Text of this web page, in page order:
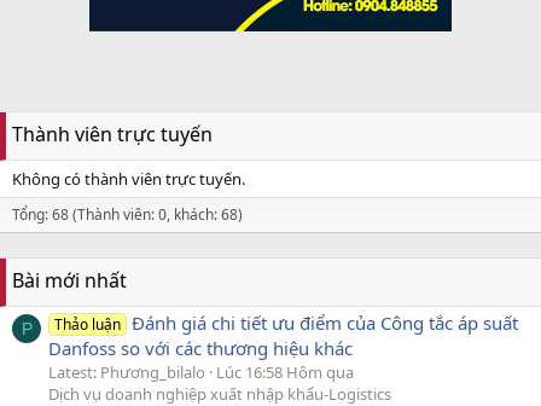
Thành viên trực tuyến
Không có thành viên trực tuyến.
Tổng: 68 (Thành viên: 0, khách: 68)
Bài mới nhất
P Thảo luận Đánh giá chi tiết ưu điểm của Công tắc áp suất
Danfoss so với các thương hiệu khác
Latest: Phương_bilalo
Lúc 16:58 Hôm qua
Dịch vụ doanh nghiệp xuất nhập khẩu-Logistics